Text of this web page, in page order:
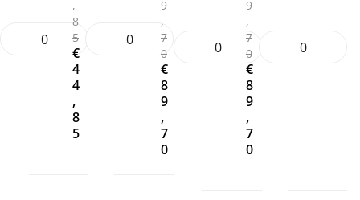
,
8
5
€
4
4
,
8
5
9
,
7
0
€
8
9
,
7
0
9
,
7
0
€
8
9
,
7
0